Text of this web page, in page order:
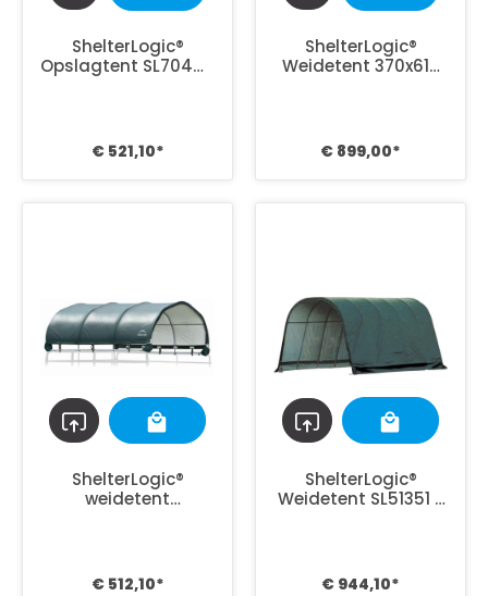
ShelterLogic®
Opslagtent SL70443
€ 521,10*
ShelterLogic®
Weidetent 370x610
€ 899,00*
ShelterLogic®
weidetent
370x370x160cm
€ 512,10*
ShelterLogic®
Weidetent SL51351 -
€ 944,10*